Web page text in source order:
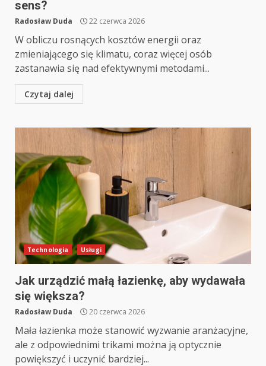
sens?
Radosław Duda 22 czerwca 2026
W obliczu rosnących kosztów energii oraz
zmieniającego się klimatu, coraz więcej osób
zastanawia się nad efektywnymi metodami...
Czytaj dalej
Technologia Usługi
Jak urządzić małą łazienkę, aby wydawała
się większa?
Radosław Duda 20 czerwca 2026
Mała łazienka może stanowić wyzwanie aranżacyjne,
ale z odpowiednimi trikami można ją optycznie
powiększyć i uczynić bardziej...